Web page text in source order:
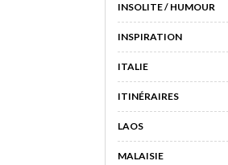
INSOLITE / HUMOUR
INSPIRATION
ITALIE
ITINÉRAIRES
LAOS
MALAISIE